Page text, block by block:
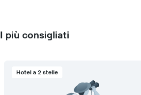
I più consigliati
Hotel a 2 stelle